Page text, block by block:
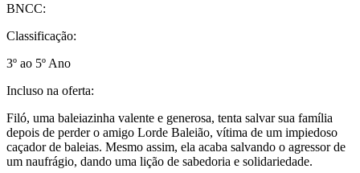
BNCC:
Classificação:
3º ao 5º Ano
Incluso na oferta:
Filó, uma baleiazinha valente e generosa, tenta salvar sua família
depois de perder o amigo Lorde Baleião, vítima de um impiedoso
caçador de baleias. Mesmo assim, ela acaba salvando o agressor de
um naufrágio, dando uma lição de sabedoria e solidariedade.